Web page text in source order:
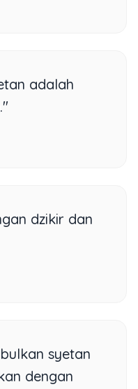
adalah
dzikir dan
syetan
dengan